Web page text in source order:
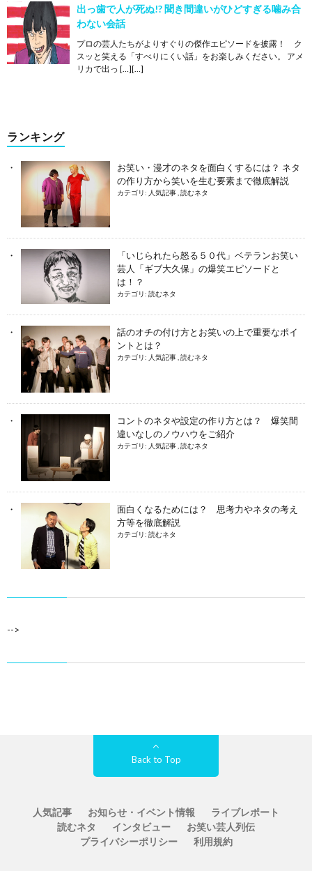
出っ歯で人が死ぬ!? 聞き間違いがひどすぎる噛み合
わない会話
プロの芸人たちがよりすぐりの傑作エピソードを披露！ ク
スッと笑える「すべりにくい話」をお楽しみください。 アメ
リカで出っ […][…]
ランキング
お笑い・漫才のネタを面白くするには？ ネタ
の作り方から笑いを生む要素まで徹底解説
カテゴリ: 人気記事 読むネタ
「いじられたら怒る５０代」ベテランお笑い
芸人「ギブ大久保」の爆笑エピソードと
は！？
カテゴリ: 読むネタ
話のオチの付け方とお笑いの上で重要なポイ
ントとは？
カテゴリ: 人気記事 読むネタ
コントのネタや設定の作り方とは？ 爆笑間
違いなしのノウハウをご紹介
カテゴリ: 人気記事 読むネタ
面白くなるためには？ 思考力やネタの考え
方等を徹底解説
カテゴリ: 読むネタ
-->
Back to Top
人気記事 お知らせ・イベント情報
ライブレポート
読むネタ
インタビュー
お笑い芸人列伝
プライバシーポリシー
利用規約